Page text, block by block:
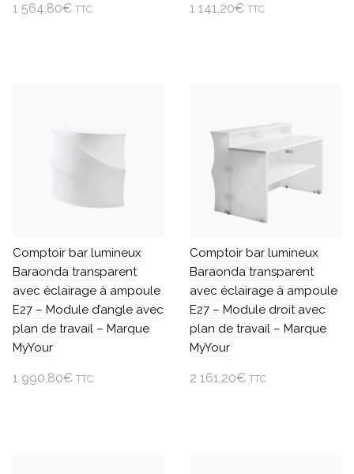
1 564,80€ TTC
1 141,20€ TTC
Comptoir bar lumineux
Baraonda transparent
avec éclairage à ampoule
E27 – Module d’angle avec
plan de travail – Marque
MyYour
1 990,80€ TTC
Comptoir bar lumineux
Baraonda transparent
avec éclairage à ampoule
E27 – Module droit avec
plan de travail – Marque
MyYour
2 161,20€ TTC